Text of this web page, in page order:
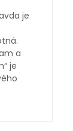
je
a
je